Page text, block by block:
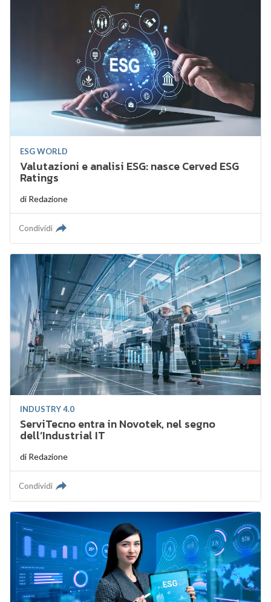
ESG WORLD
Valutazioni e analisi ESG: nasce Cerved ESG
Ratings
di Redazione
Condividi
INDUSTRY 4.0
ServiTecno entra in Novotek, nel segno
dell’Industrial IT
di Redazione
Condividi